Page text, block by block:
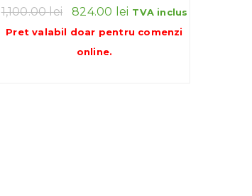
1,100.00lei
Prețul
inițial
a
824.00 lei Prețul
curent
TVA inclus
Pret valabil doar pentru comenzi
online.